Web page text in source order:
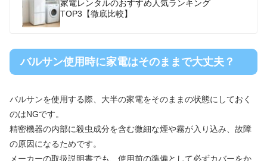
家電レンタルのおすすめ人気ランキング
TOP3【徹底比較】
バルサン使用時に家電はそのままで大丈夫？
バルサンを使用する際、大半の家電をそのままの状態にしておく
のはNGです。
精密機器の内部に殺虫成分を含む微細な煙や霧が入り込み、故障
の原因になるためです。
メーカーの取扱説明書でも、使用前の準備として必ずカバーをか